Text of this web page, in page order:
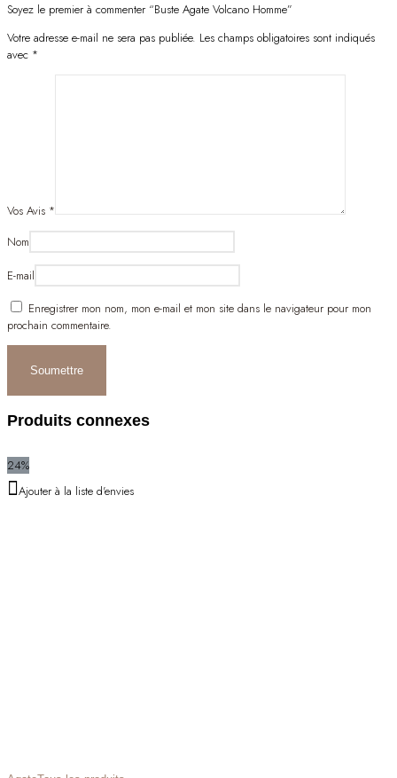
Soyez le premier à commenter “Buste Agate Volcano Homme”
Votre adresse e-mail ne sera pas publiée. Les champs obligatoires sont indiqués
avec *
Vos Avis *
Nom
E-mail
Enregistrer mon nom, mon e-mail et mon site dans le navigateur pour mon
prochain commentaire.
Produits connexes
24%
Ajouter à la liste d'envies